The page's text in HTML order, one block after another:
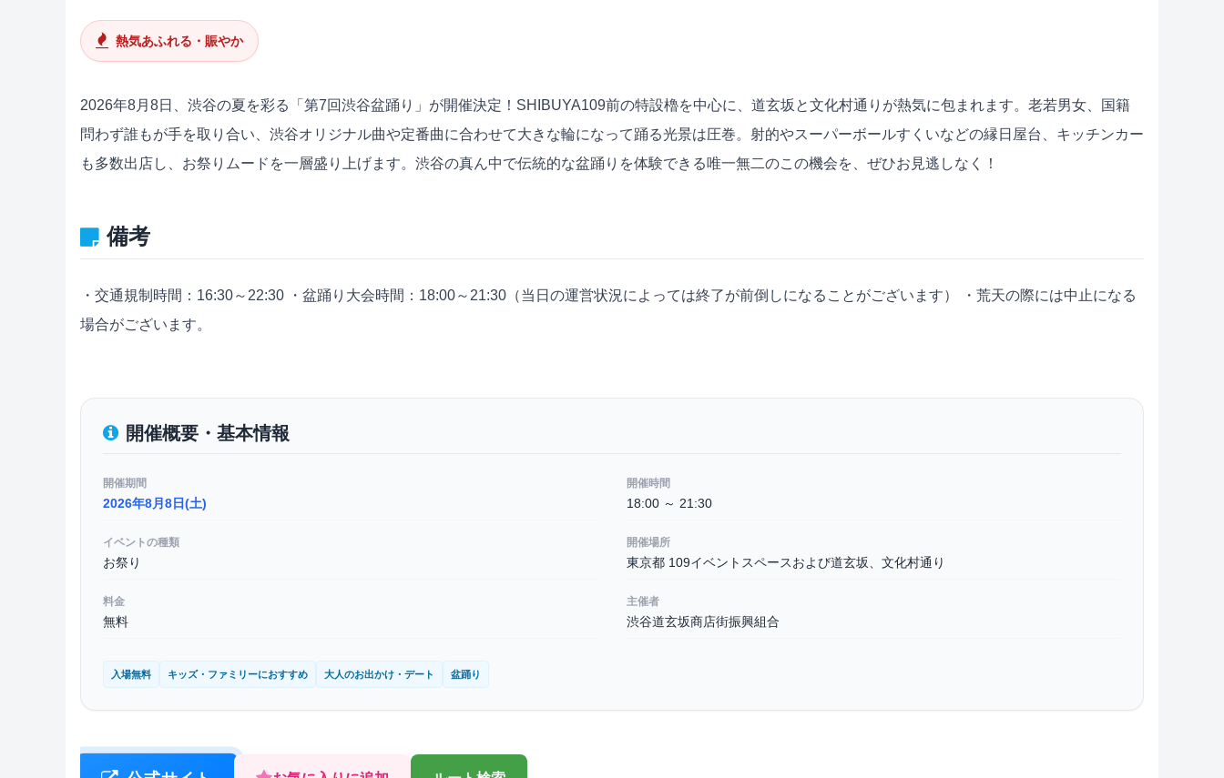
熱気あふれる・賑やか
2026年8月8日、渋谷の夏を彩る「第7回渋谷盆踊り」が開催決定！SHIBUYA109前の特設櫓を中心に、道玄坂と文化村通りが熱気に包まれます。老若男女、国籍
問わず誰もが手を取り合い、渋谷オリジナル曲や定番曲に合わせて大きな輪になって踊る光景は圧巻。射的やスーパーボールすくいなどの縁日屋台、キッチンカー
も多数出店し、お祭りムードを一層盛り上げます。渋谷の真ん中で伝統的な盆踊りを体験できる唯一無二のこの機会を、ぜひお見逃しなく！
備考
・交通規制時間：16:30～22:30 ・盆踊り大会時間：18:00～21:30（当日の運営状況によっては終了が前倒しになることがございます） ・荒天の際には中止になる
場合がございます。
開催概要・基本情報
開催期間
2026年8月8日(土)
開催時間
18:00 ～ 21:30
イベントの種類
お祭り
開催場所
東京都 109イベントスペースおよび道玄坂、文化村通り
料金
無料
主催者
渋谷道玄坂商店街振興組合
入場無料 キッズ・ファミリーにおすすめ 大人のお出かけ・デート 盆踊り